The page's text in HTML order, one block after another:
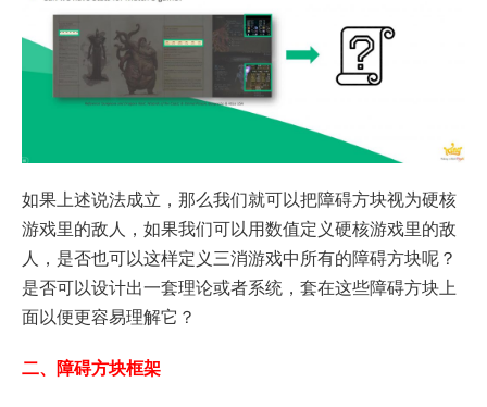
如果上述说法成立，那么我们就可以把障碍方块视为硬核
游戏里的敌人，如果我们可以用数值定义硬核游戏里的敌
人，是否也可以这样定义三消游戏中所有的障碍方块呢？
是否可以设计出一套理论或者系统，套在这些障碍方块上
面以便更容易理解它？
二、障碍方块框架